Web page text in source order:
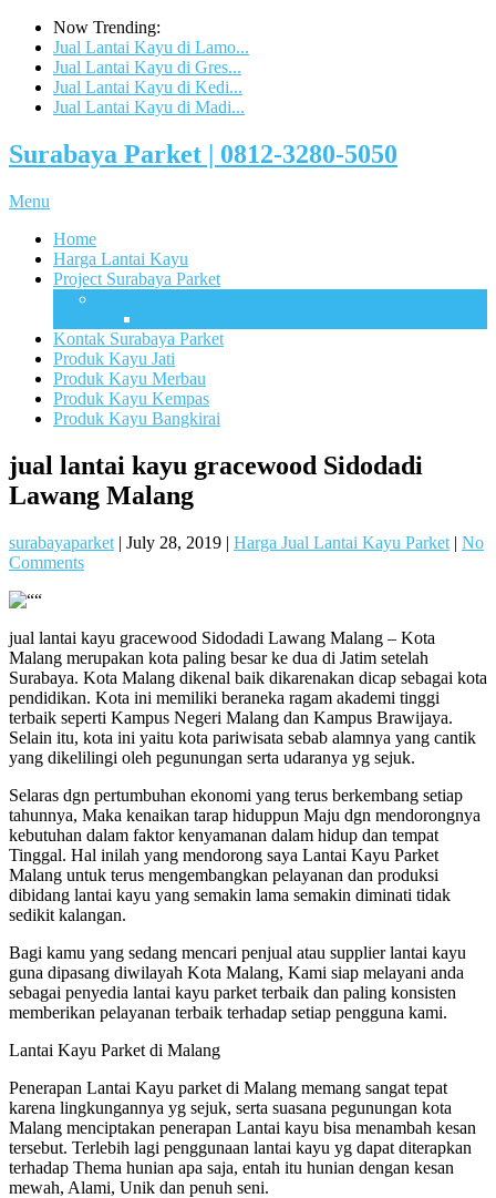
Now Trending:
Jual Lantai Kayu di Lamo...
Jual Lantai Kayu di Gres...
Jual Lantai Kayu di Kedi...
Jual Lantai Kayu di Madi...
Surabaya Parket | 0812-3280-5050
Menu
Home
Harga Lantai Kayu
Project Surabaya Parket
Kontak Surabaya Parket
Produk Kayu Jati
Produk Kayu Merbau
Produk Kayu Kempas
Produk Kayu Bangkirai
jual lantai kayu gracewood Sidodadi
Lawang Malang
surabayaparket | July 28, 2019 | Harga Jual Lantai Kayu Parket | No
Comments
jual lantai kayu gracewood Sidodadi Lawang Malang – Kota
Malang merupakan kota paling besar ke dua di Jatim setelah
Surabaya. Kota Malang dikenal baik dikarenakan dicap sebagai kota
pendidikan. Kota ini memiliki beraneka ragam akademi tinggi
terbaik seperti Kampus Negeri Malang dan Kampus Brawijaya.
Selain itu, kota ini yaitu kota pariwisata sebab alamnya yang cantik
yang dikelilingi oleh pegunungan serta udaranya yg sejuk.
Selaras dgn pertumbuhan ekonomi yang terus berkembang setiap
tahunnya, Maka kenaikan tarap hiduppun Maju dgn mendorongnya
kebutuhan dalam faktor kenyamanan dalam hidup dan tempat
Tinggal. Hal inilah yang mendorong saya Lantai Kayu Parket
Malang untuk terus mengembangkan pelayanan dan produksi
dibidang lantai kayu yang semakin lama semakin diminati tidak
sedikit kalangan.
Bagi kamu yang sedang mencari penjual atau supplier lantai kayu
guna dipasang diwilayah Kota Malang, Kami siap melayani anda
sebagai penyedia lantai kayu parket terbaik dan paling konsisten
memberikan pelayanan terbaik terhadap setiap pengguna kami.
Lantai Kayu Parket di Malang
Penerapan Lantai Kayu parket di Malang memang sangat tepat
karena lingkungannya yg sejuk, serta suasana pegunungan kota
Malang menciptakan penerapan Lantai kayu bisa menambah kesan
tersebut. Terlebih lagi penggunaan lantai kayu yg dapat diterapkan
terhadap Thema hunian apa saja, entah itu hunian dengan kesan
mewah, Alami, Unik dan penuh seni.